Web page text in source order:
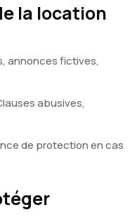
la location
annonces fictives,
abusives,
de protection en cas